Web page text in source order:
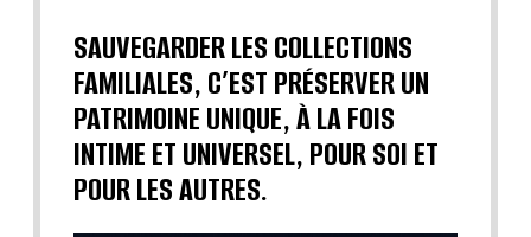
SAUVEGARDER LES COLLECTIONS
FAMILIALES, C’EST PRÉSERVER UN
PATRIMOINE UNIQUE, À LA FOIS
INTIME ET UNIVERSEL, POUR SOI ET
POUR LES AUTRES.